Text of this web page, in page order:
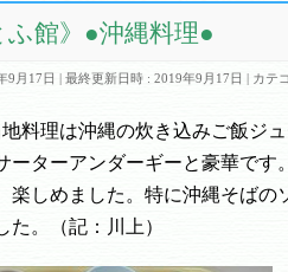
ふ館》●沖縄料理●
9月17日 最終更新日時 : 2019年9月17日 カテ
地料理は沖縄の炊き込みご飯ジ
ーターアンダーギーと豪華です
楽しめました。特に沖縄そば
た。（記：川上）